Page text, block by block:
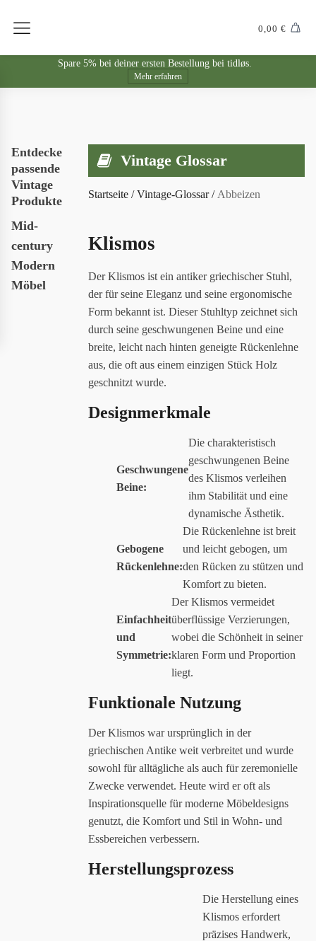
0,00 €
Spare 5% bei deiner ersten Bestellung bei tidløs.
Mehr erfahren
Entdecke
passende
Vintage
Produkte
Mid-
century
Modern
Möbel
Vintage Glossar
Startseite /Vintage-Glossar/ Abbeizen
Klismos
Der Klismos ist ein antiker griechischer Stuhl,
der für seine Eleganz und seine ergonomische
Form bekannt ist. Dieser Stuhltyp zeichnet sich
durch seine geschwungenen Beine und eine
breite, leicht nach hinten geneigte Rückenlehne
aus, die oft aus einem einzigen Stück Holz
geschnitzt wurde.
Designmerkmale
Geschwungene
Beine:
Die charakteristisch
geschwungenen Beine
des Klismos verleihen
ihm Stabilität und eine
dynamische Ästhetik.
Gebogene
Rückenlehne:
Die Rückenlehne ist breit
und leicht gebogen, um
den Rücken zu stützen und
Komfort zu bieten.
Einfachheit
und
Symmetrie:
Der Klismos vermeidet
überflüssige Verzierungen,
wobei die Schönheit in seiner
klaren Form und Proportion
liegt.
Funktionale Nutzung
Der Klismos war ursprünglich in der
griechischen Antike weit verbreitet und wurde
sowohl für alltägliche als auch für zeremonielle
Zwecke verwendet. Heute wird er oft als
Inspirationsquelle für moderne Möbeldesigns
genutzt, die Komfort und Stil in Wohn- und
Essbereichen verbessern.
Herstellungsprozess
Die Herstellung eines
Klismos erfordert
präzises Handwerk,